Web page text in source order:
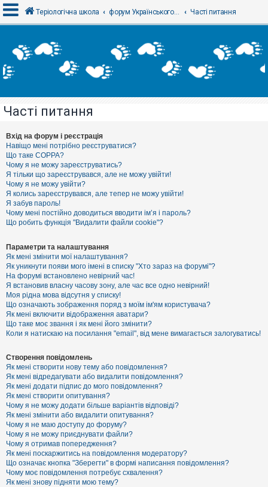
х
і
Р
є
с
т
р
а
ц
і
я
Т
м
и
б
е
з
в
і
д
п
о
в
і
е
й
А
к
т
и
в
н
і
т
е
м
и
Теріологічна школа форум Українського теріологічного товариства Часті питання
Часті питання
Вхід на форум і реєстрація
Навіщо мені потрібно реєструватися?
Що таке COPPA?
Чому я не можу зареєструватись?
Я тільки що зареєструвався, але не можу увійти!
Чому я не можу увійти?
Я колись зареєструвався, але тепер не можу увійти!
Я забув пароль!
Чому мені постійно доводиться вводити ім’я і пароль?
Що робить функція "Видалити файли cookie"?
Параметри та налаштування
Як мені змінити мої налаштування?
Як уникнути появи мого імені в списку "Хто зараз на форумі"?
На форумі встановлено невірний час!
Я встановив власну часову зону, але час все одно невірний!
Моя рідна мова відсутня у списку!
Що означають зображення поряд з моїм ім'ям користувача?
Як мені включити відображення аватари?
Що таке моє звання і як мені його змінити?
Коли я натискаю на посилання "email", від мене вимагається залогуватись!
Створення повідомлень
Як мені створити нову тему або повідомлення?
Як мені відредагувати або видалити повідомлення?
Як мені додати підпис до мого повідомлення?
Як мені створити опитування?
Чому я не можу додати більше варіантів відповіді?
Як мені змінити або видалити опитування?
Чому я не маю доступу до форуму?
Чому я не можу приєднувати файли?
Чому я отримав попередження?
Як мені поскаржитись на повідомлення модератору?
Що означає кнопка "Зберегти" в формі написання повідомлення?
Чому моє повідомлення потребує схвалення?
Як мені знову підняти мою тему?